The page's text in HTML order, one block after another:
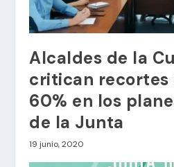
Alcaldes de la
critican recortes
60% en los
de la Junta
19 junio, 2020